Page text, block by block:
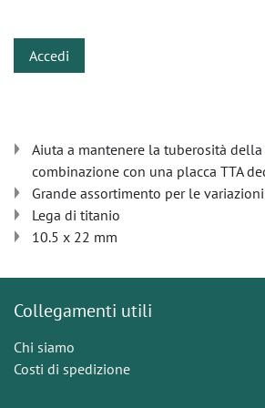
Accedi
Aiuta a mantenere la tuberosità
combinazione con una placca TTA
Grande assortimento per le
Lega di titanio
10.5 x 22 mm
Collegamenti utili
Chi siamo
Costi di spedizione